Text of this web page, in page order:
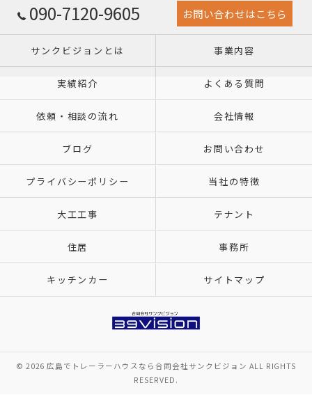
090-7120-9605 お問い合わせはこちら
サンクビジョンとは 事業内容
実績紹介 よくある質問
依頼・相談の流れ 会社情報
ブログ お問い合わせ
プライバシーポリシー 当社の特徴
大工工事 テナント
住居 事務所
キッチンカー サイトマップ
© 2026 広島でトレーラーハウスなら合同会社サンクビジョン ALL RIGHTS
RESERVED.